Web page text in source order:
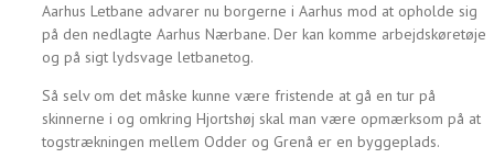
Aarhus Letbane advarer nu borgerne i Aarhus mod at opholde sig
på den nedlagte Aarhus Nærbane. Der kan komme arbejdskøretøjer
og på sigt lydsvage letbanetog.
Så selv om det måske kunne være fristende at gå en tur på
skinnerne i og omkring Hjortshøj skal man være opmærksom på at
togstrækningen mellem Odder og Grenå er en byggeplads.